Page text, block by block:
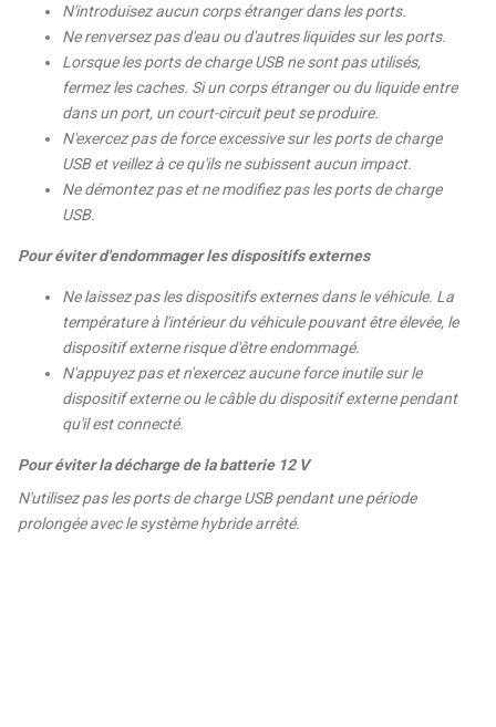
N'introduisez aucun corps étranger dans les ports.
Ne renversez pas d'eau ou d'autres liquides sur les ports.
Lorsque les ports de charge USB ne sont pas utilisés,
fermez les caches. Si un corps étranger ou du liquide entre
dans un port, un court-circuit peut se produire.
N'exercez pas de force excessive sur les ports de charge
USB et veillez à ce qu'ils ne subissent aucun impact.
Ne démontez pas et ne modifiez pas les ports de charge
USB.
Pour éviter d'endommager les dispositifs externes
Ne laissez pas les dispositifs externes dans le véhicule. La
température à l'intérieur du véhicule pouvant être élevée, le
dispositif externe risque d'être endommagé.
N'appuyez pas et n'exercez aucune force inutile sur le
dispositif externe ou le câble du dispositif externe pendant
qu'il est connecté.
Pour éviter la décharge de la batterie 12 V
N'utilisez pas les ports de charge USB pendant une période
prolongée avec le système hybride arrêté.